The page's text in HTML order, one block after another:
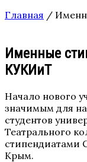
Главная /
Именные
КУКИиТ
Начало нового
значимым для
студентов
Театрального
стипендиатами
Крым.